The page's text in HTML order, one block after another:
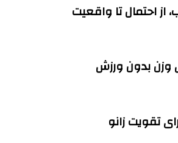
احتمال تا واقعیت